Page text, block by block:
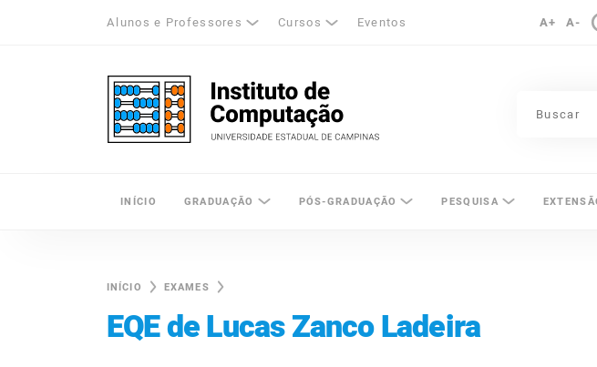
Alunos e Professores Cursos Eventos A+ A-
Unicamp - Universidade Estadual de Campinas
INÍCIO GRADUAÇÃO PÓS-GRADUAÇÃO PESQUISA
INÍCIO EXAMES
EQE de Lucas Zanco Ladeira